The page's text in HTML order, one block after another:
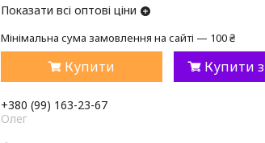
Показати всі оптові ціни
Мінімальна сума замовлення на сайті — 100 ₴
Купити Купити з
+380 (99) 163-23-67
Олег